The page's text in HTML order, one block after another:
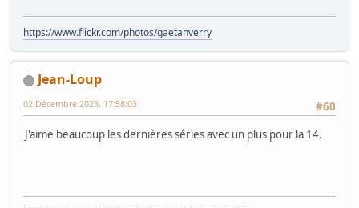
https://www.flickr.com/photos/gaetanverry
Jean-Loup
#60
02 Décembre 2023, 17:58:03
J'aime beaucoup les dernières séries avec un plus pour la 14.